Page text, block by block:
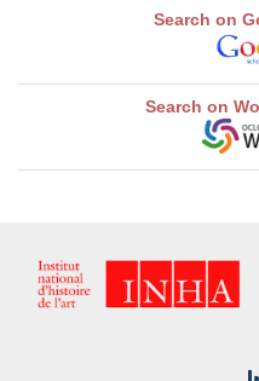
Search on
Search on